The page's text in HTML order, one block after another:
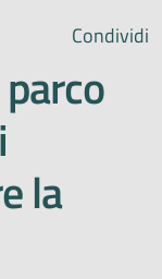
Condividi
la